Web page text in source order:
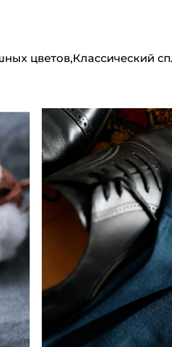
цветов,Классический